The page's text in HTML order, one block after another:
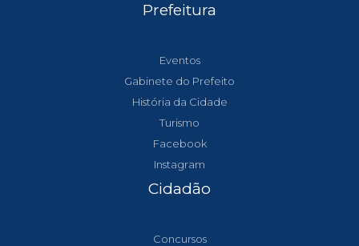
Prefeitura
Eventos
Gabinete do Prefeito
História da Cidade
Turismo
Facebook
Instagram
Cidadão
Concursos